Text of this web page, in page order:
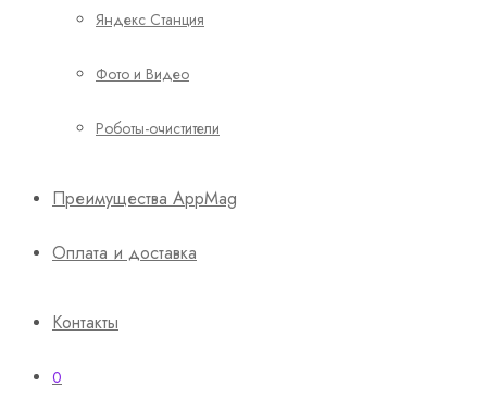
Яндекс Станция
Фото и Видео
Роботы-очистители
Преимущества AppMag
Оплата и доставка
Контакты
0